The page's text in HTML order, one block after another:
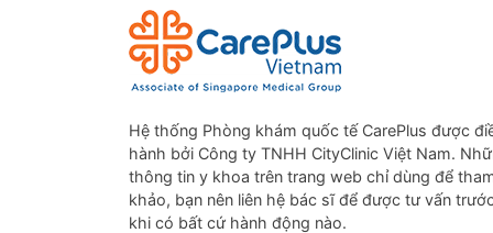
Chỉ
Thiết
nước
Hệ thống Phòng khám quốc tế CarePlus được
hành bởi Công ty TNHH CityClinic Việt Nam.
thông tin y khoa trên trang web chỉ dùng để
khảo, bạn nên liên hệ bác sĩ để được tư vấn
khi có bất cứ hành động nào.